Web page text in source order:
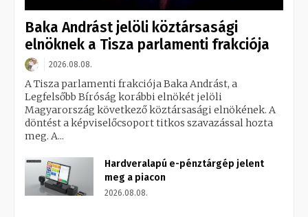
Baka Andrást jelöli köztársasági
elnöknek a Tisza parlamenti frakciója
2026.08.08.
A Tisza parlamenti frakciója Baka Andrást, a
Legfelsőbb Bíróság korábbi elnökét jelöli
Magyarország következő köztársasági elnökének. A
döntést a képviselőcsoport titkos szavazással hozta
meg. A...
Hardveralapú e-pénztárgép jelent
meg a piacon
2026.08.08.